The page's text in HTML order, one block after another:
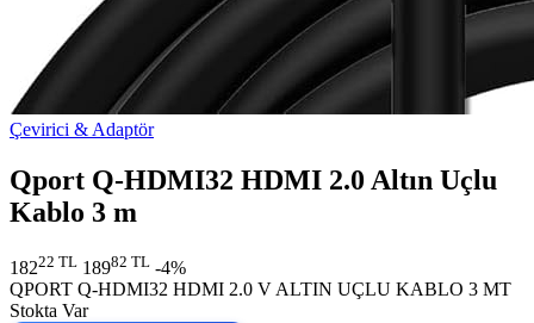
Çevirici & Adaptör
Qport Q-HDMI32 HDMI 2.0 Altın Uçlu
Kablo 3 m
18222 TL 18982 TL -4%
QPORT Q-HDMI32 HDMI 2.0 V ALTIN UÇLU KABLO 3 MT
Stokta Var